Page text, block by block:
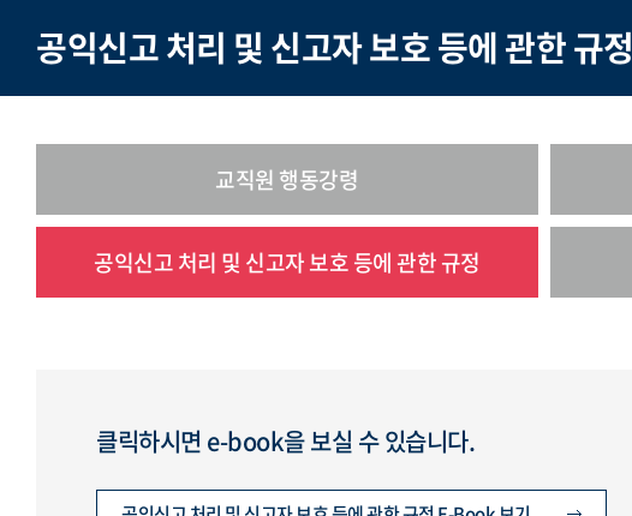
공익신고 처리 및 신고자 보호 등에 관한 규정
교직원 행동강령
공익신고 처리 및 신고자 보호 등에 관한 규정
클릭하시면 e-book을 보실 수 있습니다.